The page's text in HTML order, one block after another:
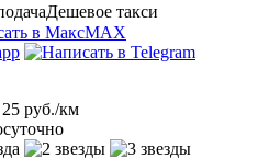
Дешевое такси
MAX
25 руб./км